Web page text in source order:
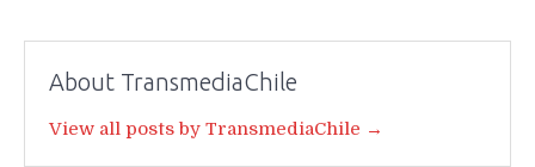
About TransmediaChile
View all posts by TransmediaChile →